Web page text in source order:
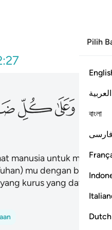
Pilih
العربية
বাংলা
فارسی
Dutch
ﱼ ﱽﱾ
manusia untuk
mu dengan berjalan
kurus yang